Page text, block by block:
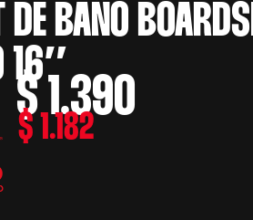
BAÑO
16″
El
precio
original
$1.390El
$ 1.182